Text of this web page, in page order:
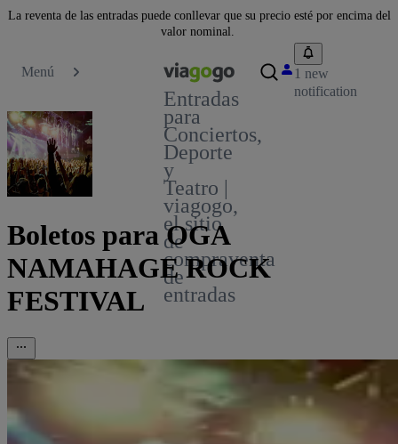
La reventa de las entradas puede conllevar que su precio esté por encima del
valor nominal.
Menú
Entradas
para
Conciertos,
Deporte
y
Teatro |
viagogo,
el sitio
de
compraventa
de
entradas
1 new
notification
Boletos para OGA
NAMAHAGE ROCK
FESTIVAL